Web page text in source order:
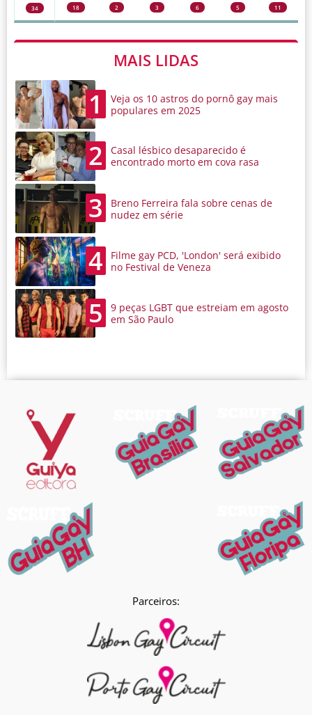
34 18 2 3 6 5 11
MAIS LIDAS
1
Veja os 10 astros do pornô gay mais
populares em 2025
2
Casal lésbico desaparecido é
encontrado morto em cova rasa
3
Breno Ferreira fala sobre cenas de
nudez em série
4
Filme gay PCD, 'London' será exibido
no Festival de Veneza
5
9 peças LGBT que estreiam em agosto
em São Paulo
Parceiros: